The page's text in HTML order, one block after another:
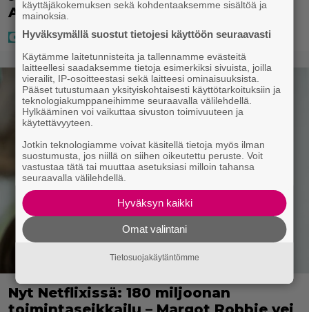
ABC:lla, netissä…
Nyt Netflixissä: 180 miljoonan
käyttäjäkokemuksen sekä kohdentaaksemme sisältöä ja
mainoksia.
Hyväksymällä suostut tietojesi käyttöön seuraavasti
Käytämme laitetunnisteita ja tallennamme evästeitä
laitteellesi saadaksemme tietoja esimerkiksi sivuista, joilla
vierailit, IP-osoitteestasi sekä laitteesi ominaisuuksista.
Pääset tutustumaan yksityiskohtaisesti käyttötarkoituksiin ja
teknologiakumppaneihimme seuraavalla välilehdellä.
Hylkääminen voi vaikuttaa sivuston toimivuuteen ja
käytettävyyteen.
Jotkin teknologiamme voivat käsitellä tietoja myös ilman
suostumusta, jos niillä on siihen oikeutettu peruste. Voit
vastustaa tätä tai muuttaa asetuksiasi milloin tahansa
seuraavalla välilehdellä.
Hyväksyn kaikki
Omat valintani
Tietosuojakäytäntömme